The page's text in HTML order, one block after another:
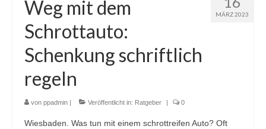
MÄRZ 2023
Weg mit dem
Schrottauto:
Schenkung schriftlich
regeln
von ppadmin Veröffentlicht in: Ratgeber 0
Wiesbaden. Was tun mit einem schrottreifen Auto? Oft